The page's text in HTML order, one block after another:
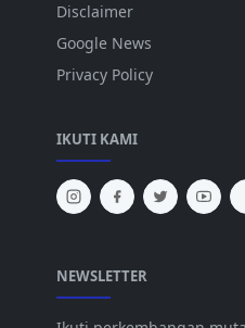
Disclaimer
Google News
Privacy Policy
IKUTI KAMI
NEWSLETTER